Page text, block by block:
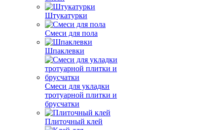
Штукатурки
Смеси для пола
Шпаклевки
Смеси для укладки
тротуарной плитки и
брусчатки
Плиточный клей